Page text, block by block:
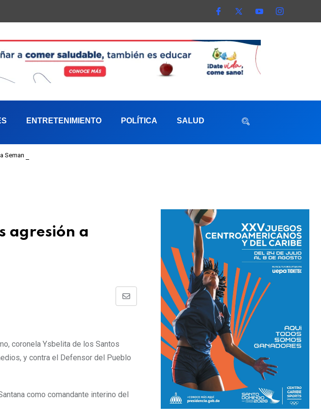
ENTRETENIMIENTO POLÍTICA SALUD
Mundial de la Lactancia Materna
agresión a
coronela Ysbelita de los Santos
y contra el Defensor del Pueblo
como comandante interino del